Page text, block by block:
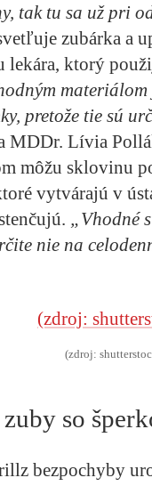
tak tu sa už pri
zubárka a
ktorý
pretože tie sú
MDDr. Lívia
môžu sklovinu
vytvárajú v
„Vhodné
nie na
(zdroj:
so
bezpochyby